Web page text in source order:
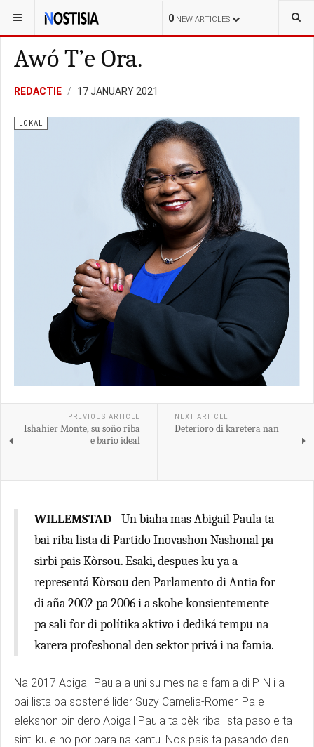
0 NEW ARTICLES
YOU ARE HERE: CURAÇAO LOKAL
Awó T’e Ora.
REDACTIE 17 JANUARY 2021
LOKAL
PREVIOUS ARTICLE
Ishahier Monte, su soño riba
e bario ideal
NEXT ARTICLE
Deterioro di karetera nan
WILLEMSTAD - Un biaha mas Abigail Paula ta
bai riba lista di Partido Inovashon Nashonal pa
sirbi pais Kòrsou. Esaki, despues ku ya a
representá Kòrsou den Parlamento di Antia for
di aña 2002 pa 2006 i a skohe konsientemente
pa sali for di polítika aktivo i dediká tempu na
karera profeshonal den sektor privá i na famia.
Na 2017 Abigail Paula a uni su mes na e famia di PIN i a
bai lista pa sostené lider Suzy Camelia-Romer. Pa e
elekshon binidero Abigail Paula ta bèk riba lista paso e ta
sinti ku e no por para na kantu. Nos pais ta pasando den